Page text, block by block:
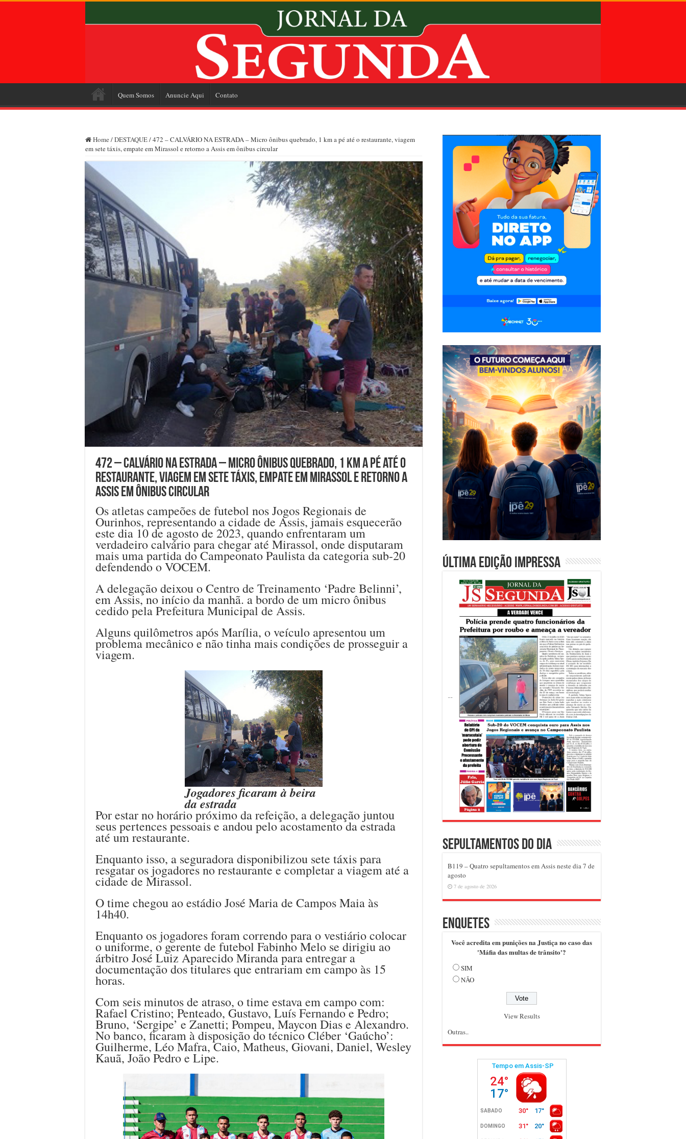
Quem Somos Anuncie Aqui Contato
Home /DESTAQUE/472 – CALVÁRIO NA ESTRADA – Micro ônibus quebrado, 1 km a pé até o restaurante, viagem
em sete táxis, empate em Mirassol e retorno a Assis em ônibus circular
472 – CALVÁRIO NA ESTRADA – Micro ônibus quebrado, 1 km a pé até o
restaurante, viagem em sete táxis, empate em Mirassol e retorno a
Assis em ônibus circular
Os atletas campeões de futebol nos Jogos Regionais de
Ourinhos, representando a cidade de Assis, jamais esquecerão
este dia 10 de agosto de 2023, quando enfrentaram um
verdadeiro calvário para chegar até Mirassol, onde disputaram
mais uma partida do Campeonato Paulista da categoria sub-20
defendendo o VOCEM.
A delegação deixou o Centro de Treinamento ‘Padre Belinni’,
em Assis, no início da manhã. a bordo de um micro ônibus
cedido pela Prefeitura Municipal de Assis.
Alguns quilômetros após Marília, o veículo apresentou um
problema mecânico e não tinha mais condições de prosseguir a
viagem.
Jogadores ficaram à beira
da estrada
Por estar no horário próximo da refeição, a delegação juntou
seus pertences pessoais e andou pelo acostamento da estrada
até um restaurante.
Enquanto isso, a seguradora disponibilizou sete táxis para
resgatar os jogadores no restaurante e completar a viagem até a
cidade de Mirassol.
O time chegou ao estádio José Maria de Campos Maia às
14h40.
Enquanto os jogadores foram correndo para o vestiário colocar
o uniforme, o gerente de futebol Fabinho Melo se dirigiu ao
árbitro José Luiz Aparecido Miranda para entregar a
documentação dos titulares que entrariam em campo às 15
horas.
Com seis minutos de atraso, o time estava em campo com:
Rafael Cristino; Penteado, Gustavo, Luís Fernando e Pedro;
Bruno, ‘Sergipe’ e Zanetti; Pompeu, Maycon Dias e Alexandro.
No banco, ficaram à disposição do técnico Cléber ‘Gaúcho’:
Guilherme, Léo Mafra, Caio, Matheus, Giovani, Daniel, Wesley
Kauã, João Pedro e Lipe.
Última edição impressa
Sepultamentos do dia
B119 – Quatro sepultamentos em Assis neste dia 7 de
agosto
7 de agosto de 2026
Enquetes
Você acredita em punições na Justiça no caso das
'Máfia das multas de trânsito'?
SIM
NÃO
View Results
Outras..